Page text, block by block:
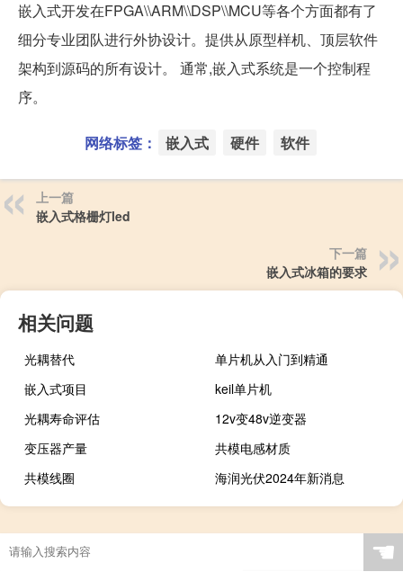
嵌入式开发在FPGA\\ARM\\DSP\\MCU等各个方面都有了
细分专业团队进行外协设计。提供从原型样机、顶层软件
架构到源码的所有设计。 通常,嵌入式系统是一个控制程
序。
网络标签： 嵌入式 硬件 软件
上一篇
嵌入式格栅灯led
下一篇
嵌入式冰箱的要求
相关问题
光耦替代
单片机从入门到精通
嵌入式项目
keil单片机
光耦寿命评估
12v变48v逆变器
变压器产量
共模电感材质
共模线圈
海润光伏2024年新消息
☚